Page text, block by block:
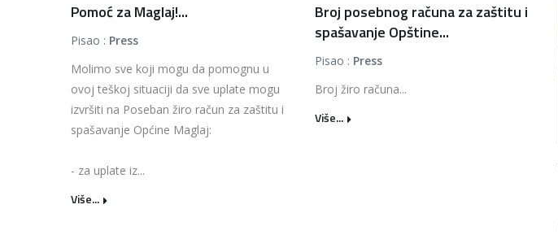
Pomoć za Maglaj!...
Pisao : Press
Molimo sve koji mogu da pomognu u
ovoj teškoj situaciji da sve uplate mogu
izvršiti na Poseban žiro račun za zaštitu i
spašavanje Općine Maglaj:
- za uplate iz...
Više...
Broj posebnog računa za zaštitu i
spašavanje Opštine...
Pisao : Press
Broj žiro računa...
Više...